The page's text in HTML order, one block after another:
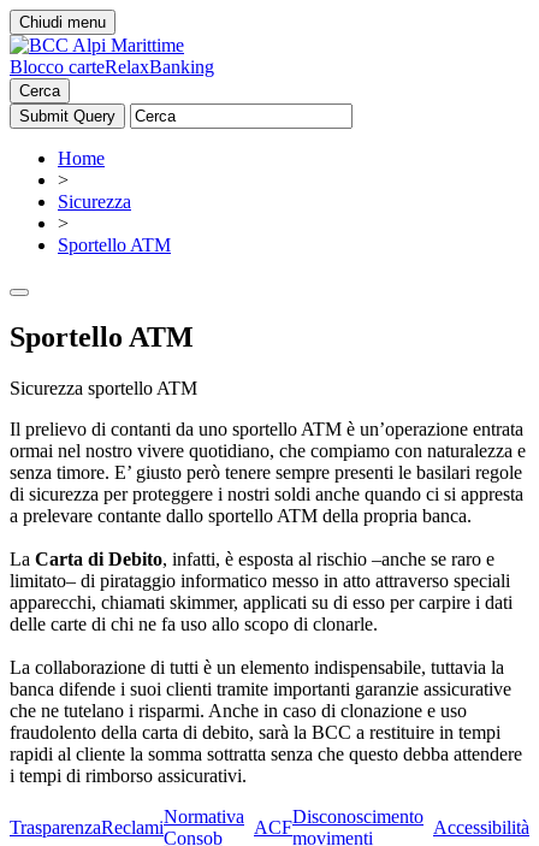
Chiudi menu
Blocco carteRelaxBanking
Cerca
Home
>
Sicurezza
>
Sportello ATM
Sportello ATM
Sicurezza sportello ATM
Il prelievo di contanti da uno sportello ATM è un’operazione entrata
ormai nel nostro vivere quotidiano, che compiamo con naturalezza e
senza timore. E’ giusto però tenere sempre presenti le basilari regole
di sicurezza per proteggere i nostri soldi anche quando ci si appresta
a prelevare contante dallo sportello ATM della propria banca.
La Carta di Debito, infatti, è esposta al rischio –anche se raro e
limitato– di pirataggio informatico messo in atto attraverso speciali
apparecchi, chiamati skimmer, applicati su di esso per carpire i dati
delle carte di chi ne fa uso allo scopo di clonarle.
La collaborazione di tutti è un elemento indispensabile, tuttavia la
banca difende i suoi clienti tramite importanti garanzie assicurative
che ne tutelano i risparmi. Anche in caso di clonazione e uso
fraudolento della carta di debito, sarà la BCC a restituire in tempi
rapidi al cliente la somma sottratta senza che questo debba attendere
i tempi di rimborso assicurativi.
TrasparenzaReclami
Normativa
Consob
ACF
Disconoscimento
movimenti
Accessibilità